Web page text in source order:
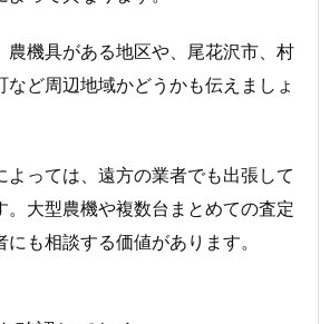
農機具がある地区や、尾花沢市、村
など周辺地域かどうかも伝えましょ
よっては、遠方の業者でも出張して
。大型農機や複数台まとめての査定
も相談する価値があります。